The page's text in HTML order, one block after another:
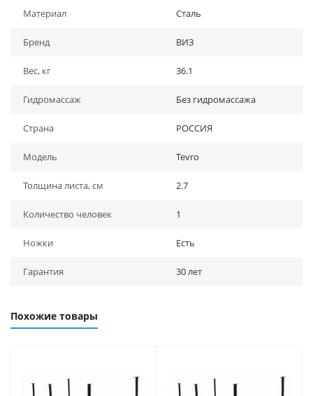
Материал Сталь
Бренд ВИЗ
Вес, кг 36.1
Гидромассаж Без гидромассажа
Страна РОССИЯ
Модель Tevro
Толщина листа, см 2.7
Количество человек 1
Ножки Есть
Гарантия 30 лет
Похожие товары